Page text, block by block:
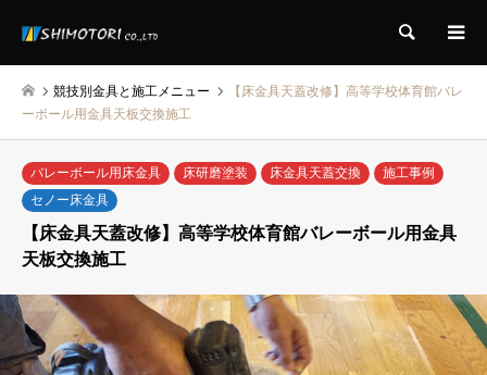
検索
競技別金具と施工メニュー
【床金具天蓋改修】高等学校体育館バレ
ーボール用金具天板交換施工
バレーボール用床金具 床研磨塗装 床金具天蓋交換
施工事例
セノー床金具
【床金具天蓋改修】高等学校体育館バレーボール用金具
天板交換施工